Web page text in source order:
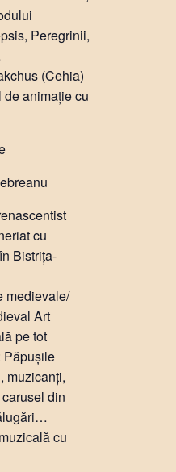
Peregrinii,
(Cehia)
animație cu
cu
Bistrița-
medievale/
Art
pe tot
Păpușile
muzicanți,
din
cu